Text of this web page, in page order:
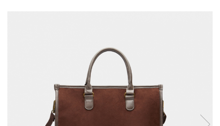
Bibliorafturi, caiete mecanice,
Capsatoare, capse si perforatoare
Caiete si blocnotesuri
Dosare, folii protectie si mape